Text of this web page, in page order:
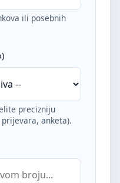
ili posebnih
precizniju
anketa).